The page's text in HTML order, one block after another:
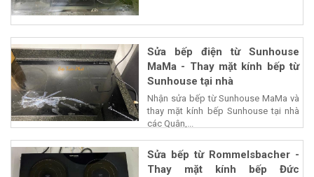
Sửa bếp điện từ Sunhouse
MaMa - Thay mặt kính bếp từ
Sunhouse tại nhà
Nhận sửa bếp từ Sunhouse MaMa và
thay mặt kính bếp Sunhouse tại nhà
các Quận,...
Sửa bếp từ Rommelsbacher -
Thay mặt kính bếp Đức